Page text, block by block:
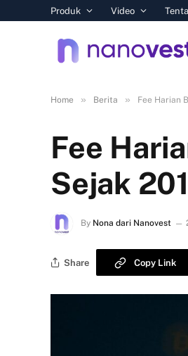
Produk Video
Home » Berita » Fee Harian
Fee
Sejak
By Nona dari Nanovest
Share Copy Link